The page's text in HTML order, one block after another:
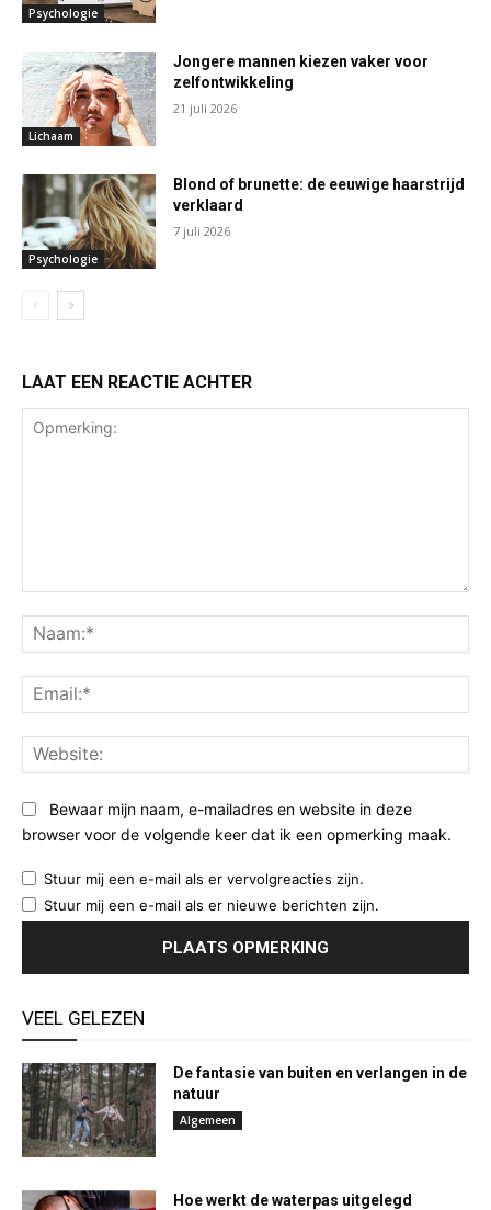
Psychologie
Lichaam
Jongere mannen kiezen vaker voor
zelfontwikkeling
21 juli 2026
Psychologie
Blond of brunette: de eeuwige haarstrijd
verklaard
7 juli 2026
LAAT EEN REACTIE ACHTER
Bewaar mijn naam, e-mailadres en website in deze
browser voor de volgende keer dat ik een opmerking maak.
Stuur mij een e-mail als er vervolgreacties zijn.
Stuur mij een e-mail als er nieuwe berichten zijn.
VEEL GELEZEN
De fantasie van buiten en verlangen in de
natuur
Algemeen
Hoe werkt de waterpas uitgelegd